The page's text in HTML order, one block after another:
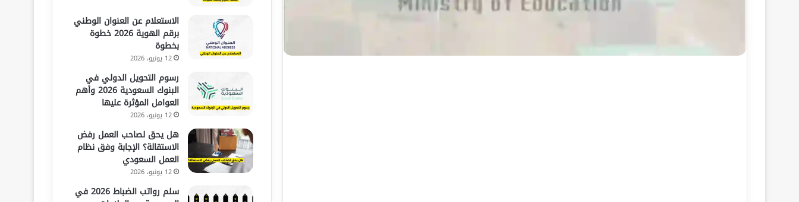
الاستعلام عن العنوان الوطني
برقم الهوية 2026 خطوة
بخطوة
12 يونيو، 2026
رسوم التحويل الدولي في
البنوك السعودية 2026 وأهم
العوامل المؤثرة عليها
12 يونيو، 2026
هل يحق لصاحب العمل رفض
الاستقالة؟ الإجابة وفق نظام
العمل السعودي
12 يونيو، 2026
سلم رواتب الضباط 2026 في